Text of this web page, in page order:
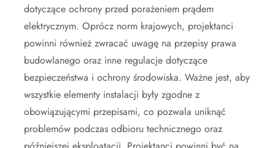
dotyczące ochrony przed porażeniem prądem
elektrycznym. Oprócz norm krajowych, projektanci
powinni również zwracać uwagę na przepisy prawa
budowlanego oraz inne regulacje dotyczące
bezpieczeństwa i ochrony środowiska. Ważne jest, aby
wszystkie elementy instalacji były zgodne z
obowiązującymi przepisami, co pozwala uniknąć
problemów podczas odbioru technicznego oraz